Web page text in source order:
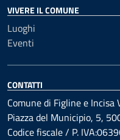
VIVERE IL COMUNE
Luoghi
Eventi
CONTATTI
Comune di Figline e Incisa
Piazza del Municipio, 5,
Codice fiscale / P.